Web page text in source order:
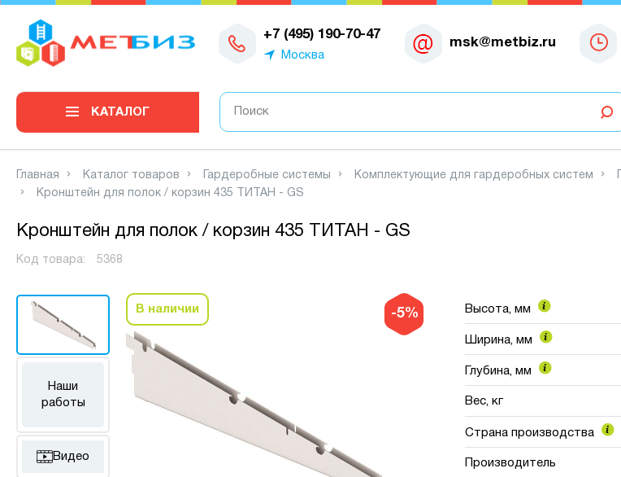
+7 (495) 190-70-47
Москва
msk@metbiz.ru
0
КАТАЛОГ
Главная Каталог товаров Гардеробные системы Комплектующие для гардеробных систем
Кронштейн для полок / корзин 435 ТИТАН - GS
Кронштейн для полок / корзин 435 ТИТАН - GS
Код товара: 5368
-5%
Наши
работы
Видео
В наличии Высота, мм
Ширина, мм
Глубина, мм
Вес, кг
Страна производства
Производитель